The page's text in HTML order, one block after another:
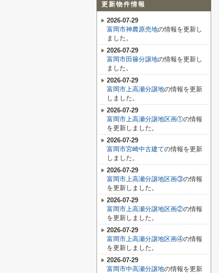
更新物件情報
2026-07-29
富岡市神農原売地の情報を更新し
ました。
2026-07-29
富岡市田篠分譲地の情報を更新し
ました。
2026-07-29
富岡市上高瀬分譲地の情報を更新
しました。
2026-07-29
富岡市上高瀬分譲地区画①の情報
を更新しました。
2026-07-29
富岡市宮崎中古建ての情報を更新
しました。
2026-07-29
富岡市上高瀬分譲地区画③の情報
を更新しました。
2026-07-29
富岡市上高瀬分譲地区画②の情報
を更新しました。
2026-07-29
富岡市上高瀬分譲地区画④の情報
を更新しました。
2026-07-29
富岡市中高瀬分譲地の情報を更新